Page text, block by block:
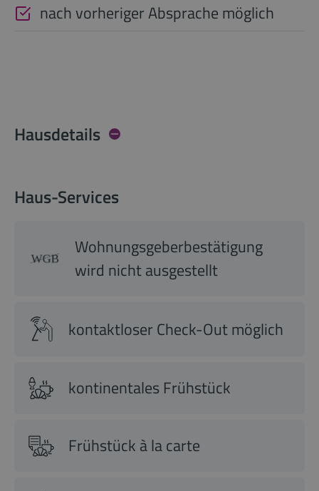
nach vorheriger Absprache möglich
Hausdetails
Haus-Services
Wohnungsgeberbestätigung
wird nicht ausgestellt
kontaktloser Check-Out möglich
kontinentales Frühstück
Frühstück à la carte